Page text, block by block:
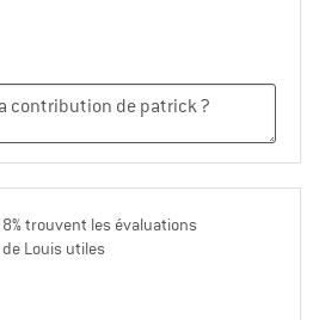
8% trouvent les évaluations
de Louis utiles